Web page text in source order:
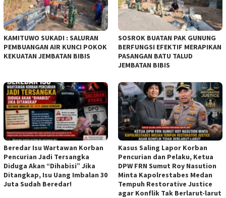
KAMITUWO SUKADI : SALURAN
PEMBUANGAN AIR KUNCI POKOK
KEKUATAN JEMBATAN BIBIS
SOSROK BUATAN PAK GUNUNG
BERFUNGSI EFEKTIF MERAPIKAN
PASANGAN BATU TALUD
JEMBATAN BIBIS
Beredar Isu Wartawan Korban
Pencurian Jadi Tersangka
Diduga Akan “Dihabisi” Jika
Ditangkap, Isu Uang Imbalan 30
Juta Sudah Beredar!
Kasus Saling Lapor Korban
Pencurian dan Pelaku, Ketua
DPW FRN Sumut Roy Nasution
Minta Kapolrestabes Medan
Tempuh Restorative Justice
agar Konflik Tak Berlarut-larut